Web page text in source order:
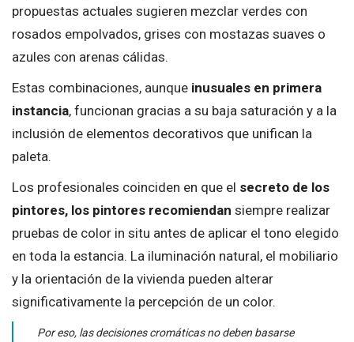
propuestas actuales sugieren mezclar verdes con
rosados empolvados, grises con mostazas suaves o
azules con arenas cálidas.
Estas combinaciones, aunque inusuales en primera
instancia, funcionan gracias a su baja saturación y a la
inclusión de elementos decorativos que unifican la
paleta.
Los profesionales coinciden en que el secreto de los
pintores, los pintores recomiendan siempre realizar
pruebas de color in situ antes de aplicar el tono elegido
en toda la estancia. La iluminación natural, el mobiliario
y la orientación de la vivienda pueden alterar
significativamente la percepción de un color.
Por eso, las decisiones cromáticas no deben basarse